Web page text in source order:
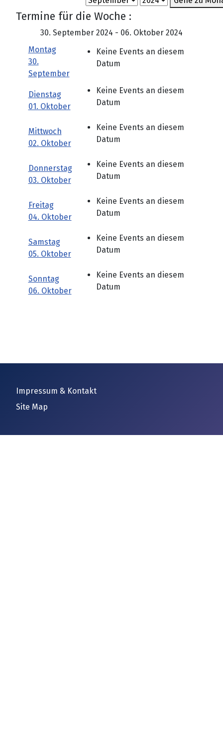
Termine für die Woche :
30. September 2024 - 06. Oktober 2024
Montag
30.
September
Keine Events an diesem
Datum
Dienstag
01. Oktober
Keine Events an diesem
Datum
Mittwoch
02. Oktober
Keine Events an diesem
Datum
Donnerstag
03. Oktober
Keine Events an diesem
Datum
Freitag
04. Oktober
Keine Events an diesem
Datum
Samstag
05. Oktober
Keine Events an diesem
Datum
Sonntag
06. Oktober
Keine Events an diesem
Datum
Impressum & Kontakt
Site Map